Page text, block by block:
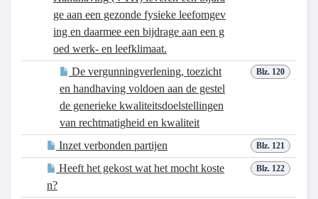
ge aan een gezonde fysieke leefomgev
ing en daarmee een bijdrage aan een g
oed werk- en leefklimaat.
Blz. 120
De vergunningverlening, toezicht
en handhaving voldoen aan de gestel
de generieke kwaliteitsdoelstellingen
van rechtmatigheid en kwaliteit
Blz. 121
Inzet verbonden partijen
Blz. 122
Heeft het gekost wat het mocht koste
n?